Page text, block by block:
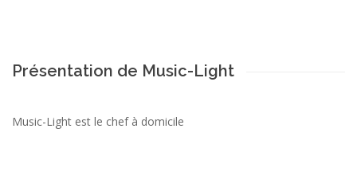
Présentation de Music-Light
Music-Light est le chef à domicile